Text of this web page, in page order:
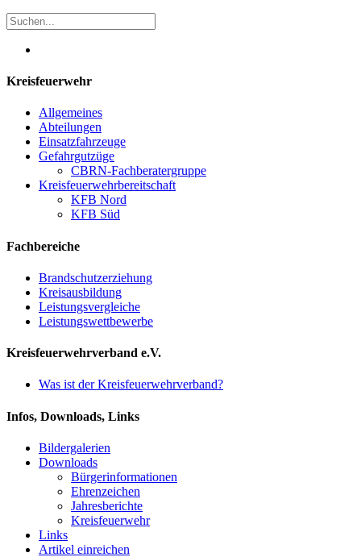
Kreisfeuerwehr
Allgemeines
Abteilungen
Einsatzfahrzeuge
Gefahrgutzüge
CBRN-Fachberatergruppe
Kreisfeuerwehrbereitschaft
KFB Nord
KFB Süd
Fachbereiche
Brandschutzerziehung
Kreisausbildung
Leistungsvergleiche
Leistungswettbewerbe
Kreisfeuerwehrverband e.V.
Was ist der Kreisfeuerwehrverband?
Infos, Downloads, Links
Bildergalerien
Downloads
Bürgerinformationen
Ehrenzeichen
Jahresberichte
Kreisfeuerwehr
Links
Artikel einreichen